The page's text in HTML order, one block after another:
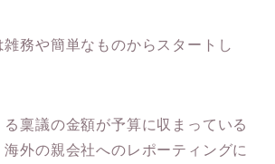
務や簡単なものからスタートし
稟議の金額が予算に収まっている
外の親会社へのレポーティングに